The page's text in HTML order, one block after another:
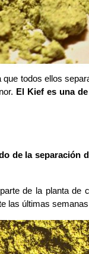
todos ellos
El Kief es una
de la separación
de la planta
las últimas